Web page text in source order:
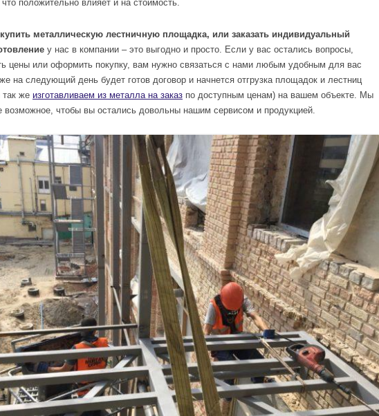
что положительно влияет и на стоимость.
купить металлическую лестничную площадка, или заказать индивидуальный
у нас в компании – это выгодно и просто. Если у вас остались вопросы,
цены или оформить покупку, вам нужно связаться с нами любым удобным для вас
на следующий день будет готов договор и начнется отгрузка площадок и лестниц
же изготавливаем из металла на заказ по доступным ценам) на вашем объекте. Мы
возможное, чтобы вы остались довольны нашим сервисом и продукцией.